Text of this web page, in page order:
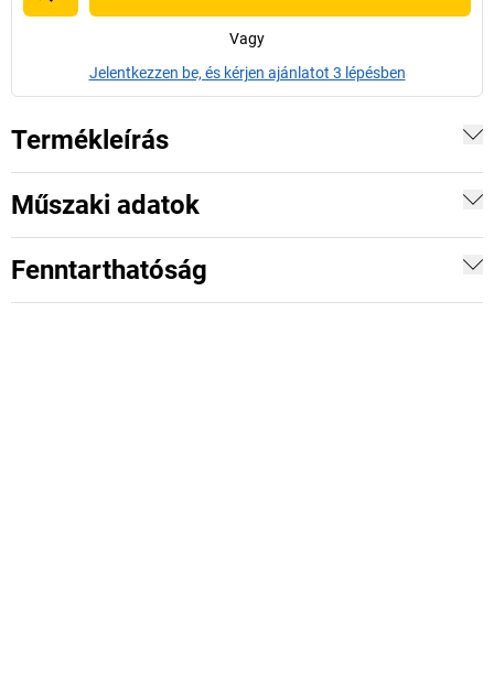
Vagy
Jelentkezzen be, és kérjen ajánlatot 3 lépésben
Termékleírás
Műszaki adatok
Fenntarthatóság